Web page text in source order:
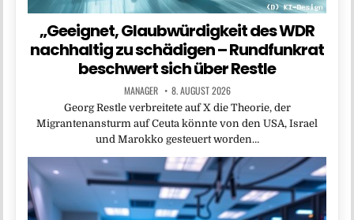
„Geeignet, Glaubwürdigkeit des WDR
nachhaltig zu schädigen – Rundfunkrat
beschwert sich über Restle
MANAGER 8. AUGUST 2026
Georg Restle verbreitete auf X die Theorie, der
Migrantenansturm auf Ceuta könnte von den USA, Israel
und Marokko gesteuert worden…